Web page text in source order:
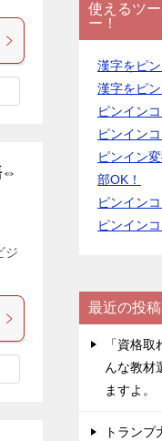
⇔
ジ
使えるツ
ー！
漢字をピ
漢字をピ
ピンイン
ピンイン
ピンイン
部OK！
ピンイン
ピンイン
最近の投稿
「資格
んな教材
ますよ。
トランプ